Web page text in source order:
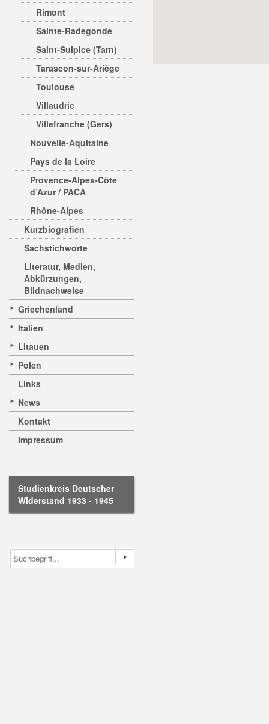
Rimont
Sainte-Radegonde
Saint-Sulpice (Tarn)
Tarascon-sur-Ariège
Toulouse
Villaudric
Villefranche (Gers)
Nouvelle-Aquitaine
Pays de la Loire
Provence-Alpes-Côte
d’Azur / PACA
Rhône-Alpes
Kurzbiografien
Sachstichworte
Literatur, Medien,
Abkürzungen,
Bildnachweise
Griechenland
Italien
Litauen
Polen
Links
News
Kontakt
Impressum
Studienkreis Deutscher
Widerstand 1933 - 1945